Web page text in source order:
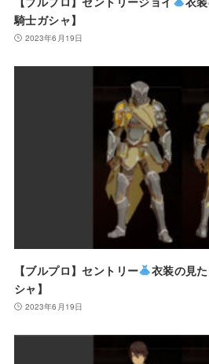
騎士ガシャ】
2023年6月19日
【ブルプロ】セントリー
衣装の見
シャ】
2023年6月19日